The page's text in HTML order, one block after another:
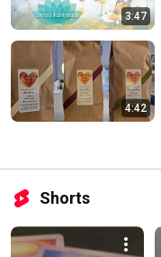
3:47
4:42
Shorts